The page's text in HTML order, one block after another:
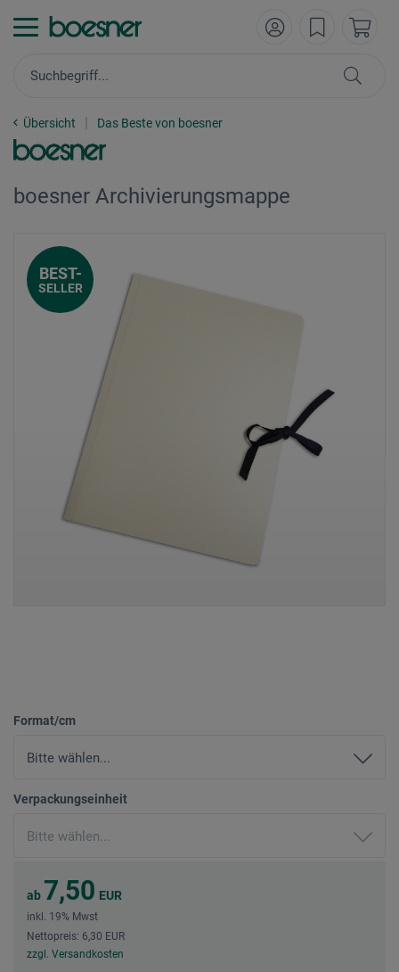
Übersicht Das Beste von boesner
boesner Archivierungsmappe
BEST-
SELLER
Format/cm
Verpackungseinheit
ab 7,50 EUR
inkl. 19% Mwst
Nettopreis: 6,30 EUR
zzgl. Versandkosten